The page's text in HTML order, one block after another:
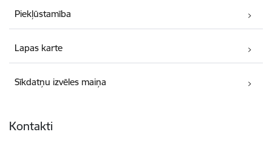
Piekļūstamība
Lapas karte
Sīkdatņu izvēles maiņa
Kontakti